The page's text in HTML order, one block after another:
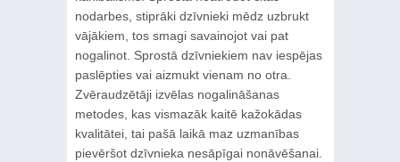
nodarbes, stiprāki dzīvnieki mēdz uzbrukt
vājākiem, tos smagi savainojot vai pat
nogalinot. Sprostā dzīvniekiem nav iespējas
paslēpties vai aizmukt vienam no otra.
Zvēraudzētāji izvēlas nogalināšanas
metodes, kas vismazāk kaitē kažokādas
kvalitātei, tai pašā laikā maz uzmanības
pievēršot dzīvnieka nesāpīgai nonāvēšanai.